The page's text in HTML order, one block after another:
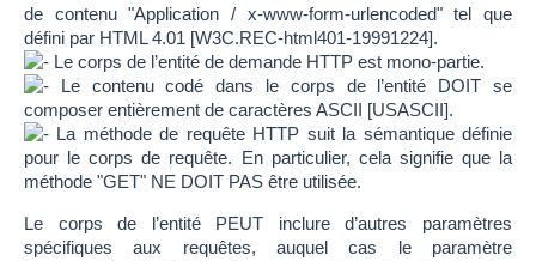
de contenu "Application / x-www-form-urlencoded" tel que
défini par HTML 4.01 [W3C.REC-html401-19991224].
Le corps de l’entité de demande HTTP est mono-partie.
Le contenu codé dans le corps de l’entité DOIT se
composer entièrement de caractères ASCII [USASCII].
La méthode de requête HTTP suit la sémantique définie
pour le corps de requête. En particulier, cela signifie que la
méthode "GET" NE DOIT PAS être utilisée.
Le corps de l’entité PEUT inclure d’autres paramètres
spécifiques aux requêtes, auquel cas le paramètre